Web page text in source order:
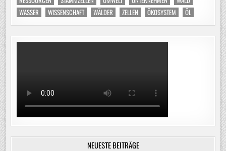
WASSER
WISSENSCHAFT WÄLDER ZELLEN ÖKOSYSTEM ÖL
NEUESTE BEITRÄGE